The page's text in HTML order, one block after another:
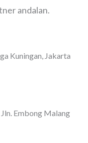
andalan.
Kuningan, Jakarta
Embong Malang